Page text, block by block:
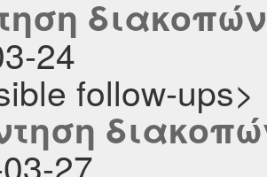
διακοπών
24
follow-ups>
27